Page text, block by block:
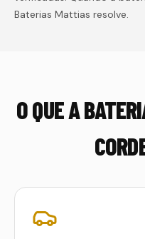
Baterias Mattias resolve.
O QUE A